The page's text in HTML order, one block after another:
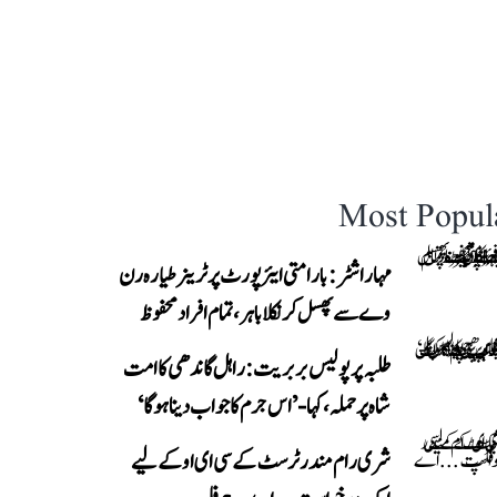
Most
مہاراشٹر: بارامتی ایئرپورٹ پر ٹرینر طیارہ رن
وے سے پھسل کر نکلا باہر، تمام افراد محفوظ
طلبہ پر پولیس بربریت: راہل گاندھی کا امت
شاہ پر حملہ، کہا- ’اس جرم کا جواب دینا ہوگا‘
شری رام مندر ٹرسٹ کے سی ای او کے لیے